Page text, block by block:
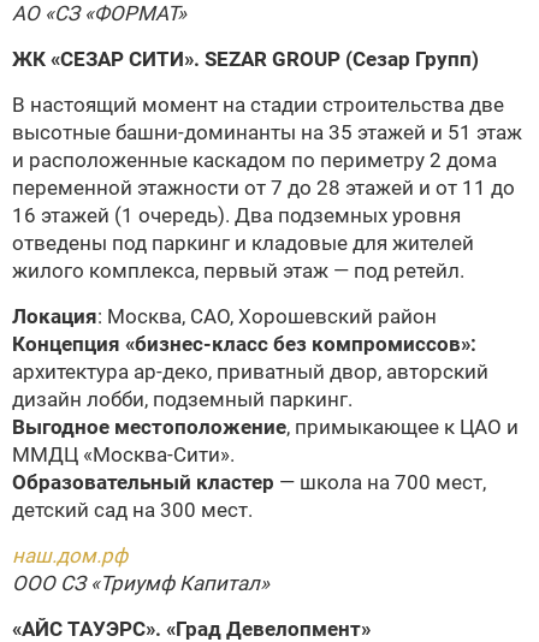
АО «СЗ «ФОРМАТ»
ЖК «СЕЗАР СИТИ». SEZAR GROUP (Сезар Групп)
В настоящий момент на стадии строительства две
высотные башни-доминанты на 35 этажей и 51 этаж
и расположенные каскадом по периметру 2 дома
переменной этажности от 7 до 28 этажей и от 11 до
16 этажей (1 очередь). Два подземных уровня
отведены под паркинг и кладовые для жителей
жилого комплекса, первый этаж — под ретейл.
Локация: Москва, САО, Хорошевский район
Концепция «бизнес-класс без компромиссов»:
архитектура ар-деко, приватный двор, авторский
дизайн лобби, подземный паркинг.
Выгодное местоположение, примыкающее к ЦАО и
ММДЦ «Москва-Сити».
Образовательный кластер — школа на 700 мест,
детский сад на 300 мест.
наш.дом.рф
ООО СЗ «Триумф Капитал»
«АЙС ТАУЭРС». «Град Девелопмент»